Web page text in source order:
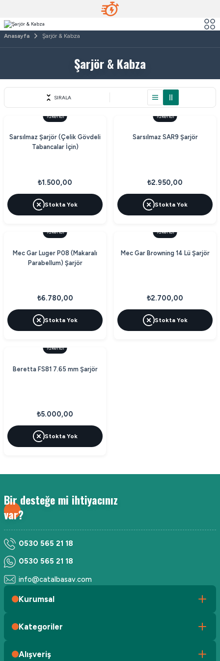
Anasayfa Şarjör & Kabza
Şarjör & Kabza
SIRALA
Tükendi
Sarsılmaz Şarjör (Çelik Gövdeli
Tabancalar İçin)
₺1.500,00
Stokta Yok
Tükendi
Sarsılmaz SAR9 Şarjör
₺2.950,00
Stokta Yok
Tükendi
Mec Gar Luger P08 (Makaralı
Parabellum) Şarjör
₺6.780,00
Stokta Yok
Tükendi
Mec Gar Browning 14 Lü Şarjör
₺2.700,00
Stokta Yok
Tükendi
Beretta FS81 7.65 mm Şarjör
₺5.000,00
Stokta Yok
Bir desteğe mi ihtiyacınız
var?
0530 565 21 18
0530 565 21 18
info@catalbasav.com
Kurumsal
Kategoriler
Alışveriş